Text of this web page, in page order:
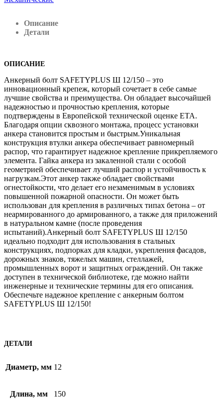
Описание
Детали
ОПИСАНИЕ
Анкерный болт SAFETYPLUS Ш 12/150 – это
инновационный крепеж, который сочетает в себе самые
лучшие свойства и преимущества. Он обладает высочайшей
надежностью и прочностью крепления, которые
подтверждены в Европейской технической оценке ЕТА.
Благодаря опции сквозного монтажа, процесс установки
анкера становится простым и быстрым.Уникальная
конструкция втулки анкера обеспечивает равномерный
распор, что гарантирует надежное крепление прикрепляемого
элемента. Гайка анкера из закаленной стали с особой
геометрией обеспечивает лучший распор и устойчивость к
нагрузкам.Этот анкер также обладает свойствами
огнестойкости, что делает его незаменимым в условиях
повышенной пожарной опасности. Он может быть
использован для крепления в различных типах бетона – от
неармированного до армированного, а также для приложений
в натуральном камне (после проведения
испытаний).Анкерный болт SAFETYPLUS Ш 12/150
идеально подходит для использования в стальных
конструкциях, подпорках для кладки, укрепления фасадов,
дорожных знаков, тяжелых машин, стеллажей,
промышленных ворот и защитных ограждений. Он также
доступен в технической библиотеке, где можно найти
инженерные и технические термины для его описания.
Обеспечьте надежное крепление с анкерным болтом
SAFETYPLUS Ш 12/150!
ДЕТАЛИ
Диаметр, мм 12
Длина, мм 150